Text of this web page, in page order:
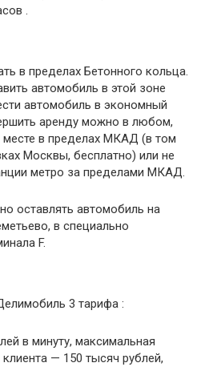
.
в пределах Бетонного кольца.
автомобиль в этой зоне
автомобиль в экономный
аренду можно в любом,
в пределах МКАД (в том
Москвы, бесплатно) или не
метро за пределами МКАД.
оставлять автомобиль на
в специально
F.
3 тарифа :
в минуту, максимальная
клиента — 150 тысяч рублей,